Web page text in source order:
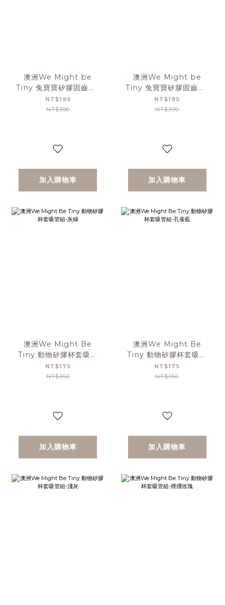
澳洲We Might be
Tiny 兔寶寶矽膠固齒器-
孔雀藍
NT$195
NT$390
加入購物車
澳洲We Might be
Tiny 兔寶寶矽膠固齒器-
鐵鏽橘
NT$195
NT$390
加入購物車
澳洲We Might Be
Tiny 動物矽膠杯套吸管
組-灰綠
NT$175
NT$350
加入購物車
澳洲We Might Be
Tiny 動物矽膠杯套吸管
組-孔雀藍
NT$175
NT$350
加入購物車